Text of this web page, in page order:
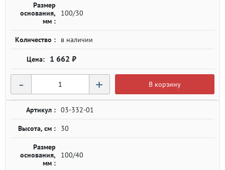
Размер
основания,
мм :
100/30
Количество : в наличии
1 662 ₽
- + В корзину
Артикул : 03-332-01
Высота, см : 30
Размер
основания,
мм :
100/40